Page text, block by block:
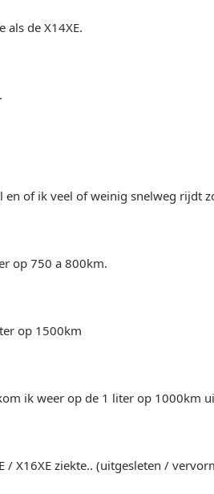
als de X14XE.
en of ik veel of weinig snelweg rijdt
op 750 a 800km.
op 1500km
ik weer op de 1 liter op 1000km
/ X16XE ziekte.. (uitgesleten /